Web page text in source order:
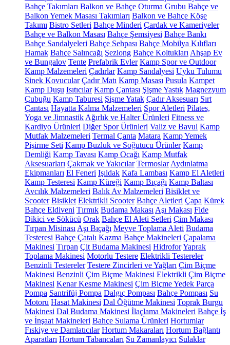
Bahçe Takımları Balkon ve Bahçe Oturma Grubu Bahçe ve
Balkon Yemek Masası Takımları Balkon ve Bahçe Köşe
Takımı Bistro Setleri Bahçe Minderi Çardak ve Kameriyeler
Bahçe ve Balkon Masası Bahçe Şemsiyesi Bahçe Bankı
Bahçe Sandalyeleri Bahçe Sehpası Bahçe Mobilya Kılıfları
Hamak Bahçe Salıncağı Şezlong Bahçe Koltukları Ahşap Ev
ve Bungalov Tente Prefabrik Evler Kamp Spor ve Outdoor
Kamp Malzemeleri Çadırlar Kamp Sandalyesi Uyku Tulumu
Sinek Kovucular Çadır Matı Kamp Masası Pusula Kampet
Kamp Duşu Isıtıcılar Kamp Çantası Şişme Yastık Magnezyum
Çubuğu Kamp Taburesi Şişme Yatak Çadır Aksesuarı Sırt
Çantası Hayatta Kalma Malzemeleri Spor Aletleri Pilates,
Yoga ve Jimnastik Ağırlık ve Halter Ürünleri Fitness ve
Kardiyo Ürünleri Diğer Spor Ürünleri Valiz ve Bavul Kamp
Mutfak Malzemeleri Termal Çanta Matara Kamp Yemek
Pişirme Seti Kamp Buzluk ve Soğutucu Ürünler Kamp
Demliği Kamp Tavası Kamp Ocağı Kamp Mutfak
Aksesuarları Çakmak ve Yakıcılar Termoslar Aydınlatma
Ekipmanları El Feneri Işıldak Kafa Lambası Kamp El Aletleri
Kamp Testeresi Kamp Küreği Kamp Bıçağı Kamp Baltası
Avcılık Malzemeleri Balık Av Malzemeleri Bisiklet ve
Scooter Bisiklet Elektrikli Scooter Bahçe Aletleri Çapa Kürek
Bahçe Eldiveni Tırmık Budama Makası Aşı Makası Fide
Dikici ve Sökücü Orak Bahçe El Aleti Setleri Çim Makası
Tırpan Misinası Aşı Bıçağı Meyve Toplama Aleti Budama
Testeresi Bahçe Çatalı Kazma Bahçe Makineleri Çapalama
Makinesi Tırpan Çit Budama Makinesi HidroforYaprak
Toplama Makinesi Motorlu Testere Elektrikli Testereler
Benzinli Testereler Testere Zincirleri ve Yağları Çim Biçme
Makinesi Benzinli Çim Biçme Makinesi Elektrikli Çim Biçme
Makinesi Kenar Kesme Makinesi Çim Biçme Yedek Parça
Pompa Santrifüj Pompa Dalgıç Pompası Bahçe Pompası Su
Motoru Hasat Makinesi Dal Öğütme Makinesi Toprak Burgu
Makinesi Dal Budama Makinesi İlaçlama Makineleri Bahçe İş
ve İnşaat Makineleri Bahçe Sulama Ürünleri Hortumlar
Fıskiye ve Damlatıcılar Hortum Makaraları Hortum Bağlantı
Aparatları Hortum Tabancaları Su Zamanlayıcı Sulaklar